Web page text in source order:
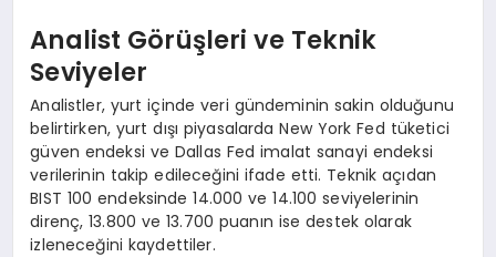
Analist Görüşleri ve Teknik
Seviyeler
Analistler, yurt içinde veri gündeminin sakin olduğunu
belirtirken, yurt dışı piyasalarda New York Fed tüketici
güven endeksi ve Dallas Fed imalat sanayi endeksi
verilerinin takip edileceğini ifade etti. Teknik açıdan
BIST 100 endeksinde 14.000 ve 14.100 seviyelerinin
direnç, 13.800 ve 13.700 puanın ise destek olarak
izleneceğini kaydettiler.